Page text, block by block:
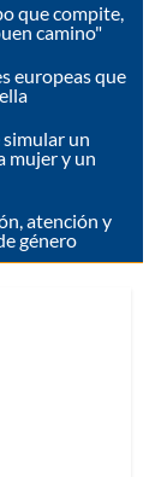
que compite,
camino"
europeas que
un
mujer y un
atención y
género